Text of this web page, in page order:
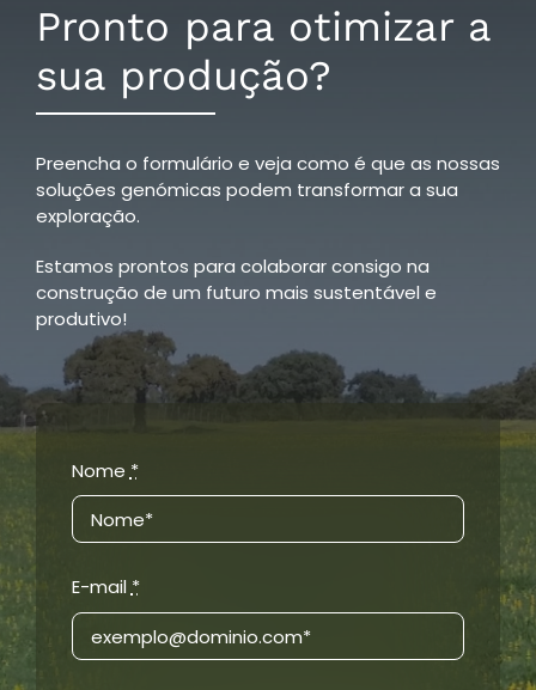
Pronto para otimizar a
sua produção?
Preencha o formulário e veja como é que as nossas
soluções genómicas podem transformar a sua
exploração.
Estamos prontos para colaborar consigo na
construção de um futuro mais sustentável e
produtivo!
Nome *
E-mail*